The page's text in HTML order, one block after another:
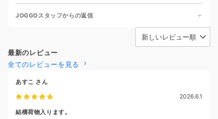
JOGGOスタッフからの返信
最新のレビュー
全てのレビューを見る
あすこ さん
2026.6.1
結構荷物入ります。